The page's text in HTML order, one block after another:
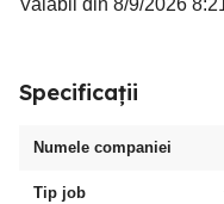
Valabil din 8/9/2026
Specificații
Numele companiei
Tip job